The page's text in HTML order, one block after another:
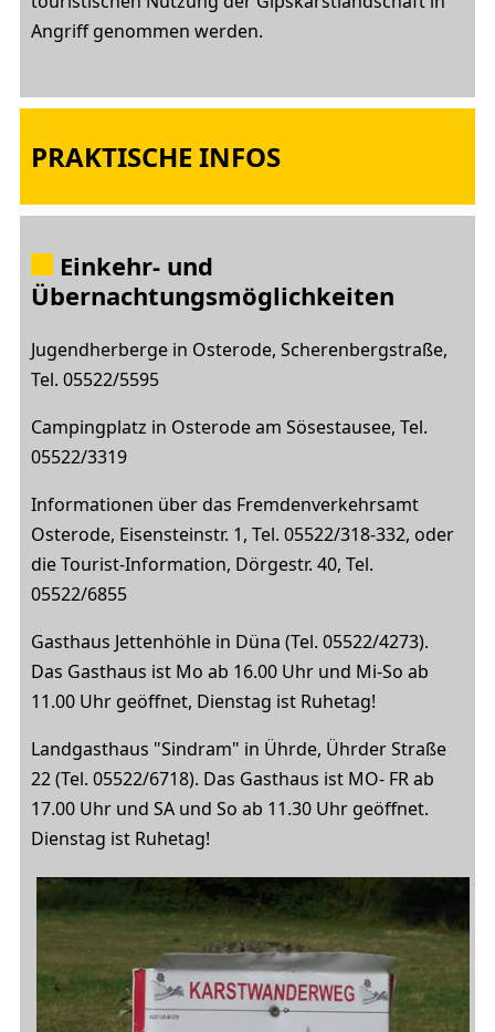
Angriff genommen werden.
PRAKTISCHE INFOS
Einkehr- und
Übernachtungsmöglichkeiten
Jugendherberge in Osterode, Scherenbergstraße,
Tel. 05522/5595
Campingplatz in Osterode am Sösestausee, Tel.
05522/3319
Informationen über das Fremdenverkehrsamt
Osterode, Eisensteinstr. 1, Tel. 05522/318-332, oder
die Tourist-Information, Dörgestr. 40, Tel.
05522/6855
Gasthaus Jettenhöhle in Düna (Tel. 05522/4273).
Das Gasthaus ist Mo ab 16.00 Uhr und Mi-So ab
11.00 Uhr geöffnet, Dienstag ist Ruhetag!
Landgasthaus "Sindram" in Ührde, Ührder Straße
22 (Tel. 05522/6718). Das Gasthaus ist MO- FR ab
17.00 Uhr und SA und So ab 11.30 Uhr geöffnet.
Dienstag ist Ruhetag!